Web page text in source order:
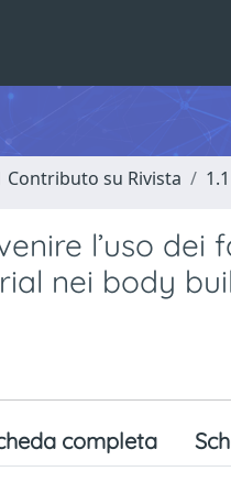
Contributo su Rivista
l’uso
nei body
completa